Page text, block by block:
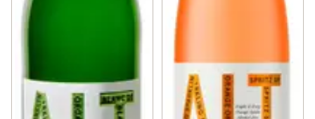
✓
(12)
Blandevann (16)